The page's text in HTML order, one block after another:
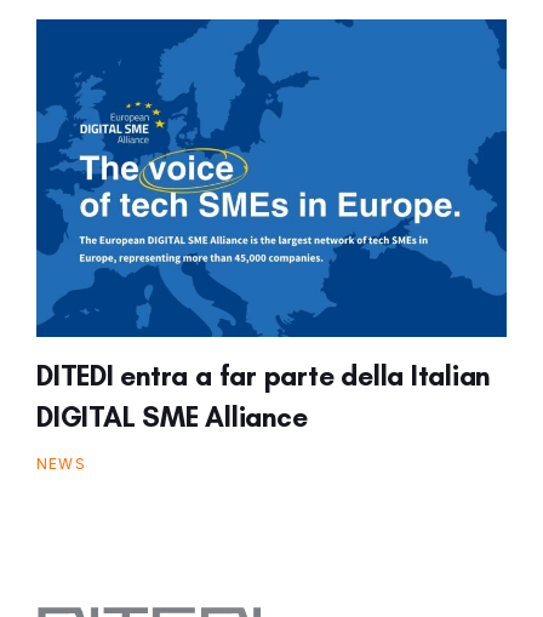
DITEDI entra a far parte della Italian
DIGITAL SME Alliance
NEWS